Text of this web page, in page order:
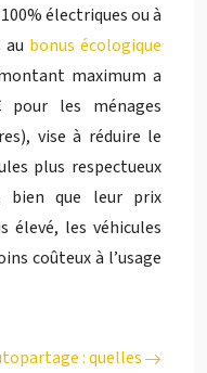
électriques ou à
bonus écologique
maximum a
les ménages
vise à réduire le
plus respectueux
bien que leur prix
élevé, les véhicules
coûteux à l’usage
: quelles